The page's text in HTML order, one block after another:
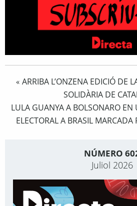
« ARRIBA L’ONZENA EDICIÓ DE
SOLIDÀRIA DE
LULA GUANYA A BOLSONARO EN
ELECTORAL A BRASIL MARCADA
NÚMERO
Juliol 2026